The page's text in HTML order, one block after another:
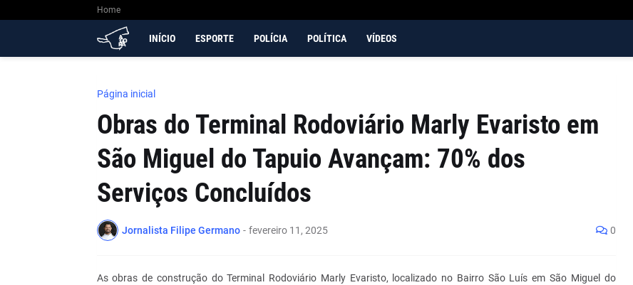
Home
INÍCIO ESPORTE POLÍCIA POLÍTICA VÍDEOS
Página inicial
Obras do Terminal Rodoviário Marly Evaristo em
São Miguel do Tapuio Avançam: 70% dos
Serviços Concluídos
Jornalista Filipe Germano - fevereiro 11, 2025 0
As obras de construção do Terminal Rodoviário Marly Evaristo, localizado no Bairro São Luís em São Miguel do